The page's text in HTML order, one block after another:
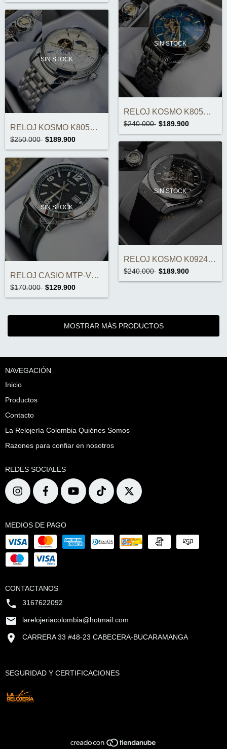
SIN STOCK
RELOJ KOSMO K805C AUTOMÁTICO ORIGINAL
$250.000 $189.900
SIN STOCK
RELOJ KOSMO K805C AUTOMÁTICO ORIGINAL
$240.000 $189.900
SIN STOCK
RELOJ CASIO MTP-V004L-1BUDF ORIGINAL
$170.000 $129.900
SIN STOCK
RELOJ KOSMO K0924 AUTOMÁTICO ORIGINAL
$240.000 $189.900
MOSTRAR MÁS PRODUCTOS
NAVEGACIÓN
Inicio
Productos
Contacto
La Relojería Colombia Quiénes Somos
Razones para confiar en nosotros
REDES SOCIALES
MEDIOS DE PAGO
CONTACTANOS
3167622092
larelojeriacolombia@hotmail.com
CARRERA 33 #48-23 CABECERA-BUCARAMANGA
SEGURIDAD Y CERTIFICACIONES